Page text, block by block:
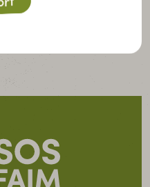
donc en situation